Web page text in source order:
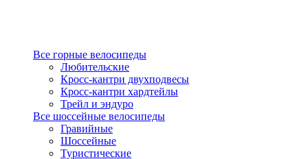
Все горные велосипеды
Любительские
Кросс-кантри двухподвесы
Кросс-кантри хардтейлы
Трейл и эндуро
Все шоссейные велосипеды
Гравийные
Шоссейные
Туристические